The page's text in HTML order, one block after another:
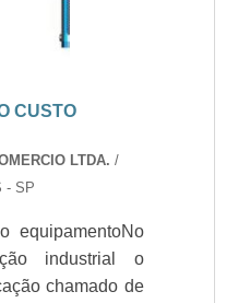
CUSTO
LTDA. /
- SP
equipamentoNo
industrial o
chamado de